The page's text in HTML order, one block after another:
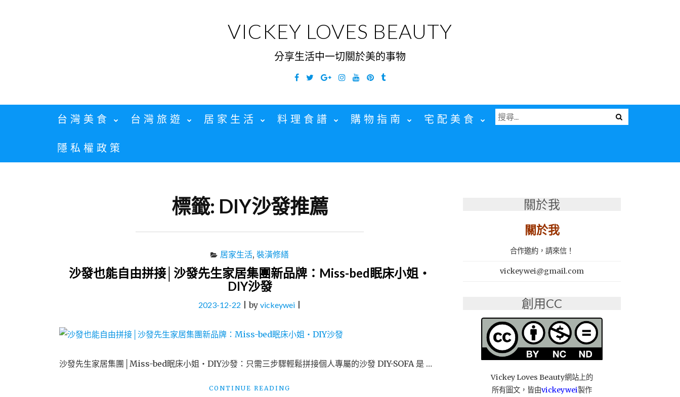
VICKEY LOVES BEAUTY
分享生活中一切關於美的事物
Facebook
TwitterGoogleInstagramYouTubePinterest
Tumblr
台灣美食 台灣旅遊 居家生活 料理食譜 購物指南 宅配美食
隱私權政策
Menu
搜
尋
標籤: DIY沙發推薦
居家生活, 裝潢修繕
沙發也能自由拼接│沙發先生家居集團新品牌：Miss-bed眠床小姐・
DIY沙發
2023-12-22 |by vickeywei
沙發先生家居集團│Miss-bed眠床小姐・DIY沙發：只需三步驟輕鬆拼接個人專屬的沙發 DIY-SOFA 是 …
CONTINUE READING
關於我
關於我
合作邀約，請來信！
vickeywei@gmail.com
創用CC
Vickey Loves Beauty網站上的
所有圖文，皆由vickeywei製作